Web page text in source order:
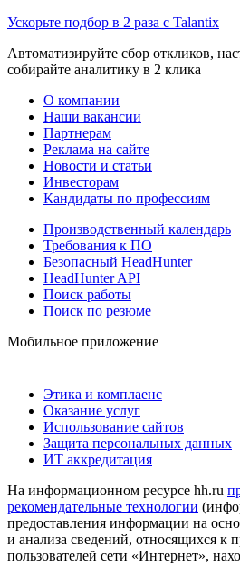
Ускорьте подбор в 2 раза с Talantix
Автоматизируйте сбор откликов,
собирайте аналитику в 2 клика
О компании
Наши вакансии
Партнерам
Реклама на сайте
Новости и статьи
Инвесторам
Кандидаты по профессиям
Производственный календарь
Требования к ПО
Безопасный HeadHunter
HeadHunter API
Поиск работы
Поиск по резюме
Мобильное приложение
Этика и комплаенс
Оказание услуг
Использование сайтов
Защита персональных данных
ИТ аккредитация
На информационном ресурсе hh.ru
рекомендательные технологии
предоставления информации на
и анализа сведений, относящихся к
пользователей сети «Интернет»,